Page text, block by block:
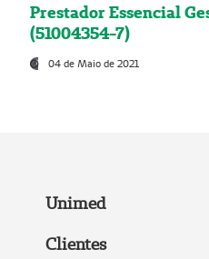
Prestador Essencial
(51004354-7)
04 de Maio de 2021
Unimed
Clientes